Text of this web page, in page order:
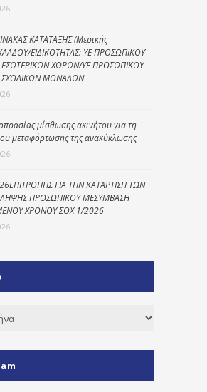
ΚΑΤΑΤΑΞΗΣ (Μερικής
ΕΙΔΙΚΟΤΗΤΑΣ: ΥΕ ΠΡΟΣΩΠΙΚΟΥ
ΧΩΡΩΝ/ΥΕ ΠΡΟΣΩΠΙΚΟΥ
ΣΧΟΛΙΚΩΝ ΜΟΝΑΔΩΝ
μίσθωσης ακινήτου για τη
μεταφόρτωσης της ανακύκλωσης
ΓΙΑ ΤΗΝ ΚΑΤΑΡΤΙΣΗ ΤΩΝ
ΠΡΟΣΩΠΙΚΟΥ ΜΕΣΥΜΒΑΣΗ
ΧΡΟΝΟΥ ΣΟΧ 1/2026